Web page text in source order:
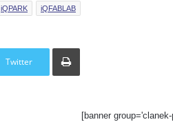
iQPARK iQFABLAB
Twitter
Tisknout
[banner group='clanek-